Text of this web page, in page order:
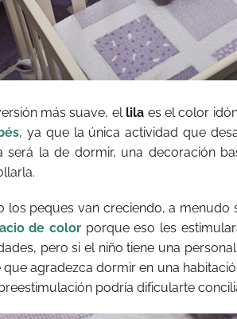
más suave, el lila es el color
, ya que la única actividad que
será la de dormir, una decoración
los peques van creciendo, a menudo
de colorporque eso les
pero si el niño tiene una
que agradezca dormir en una
podría dificularte